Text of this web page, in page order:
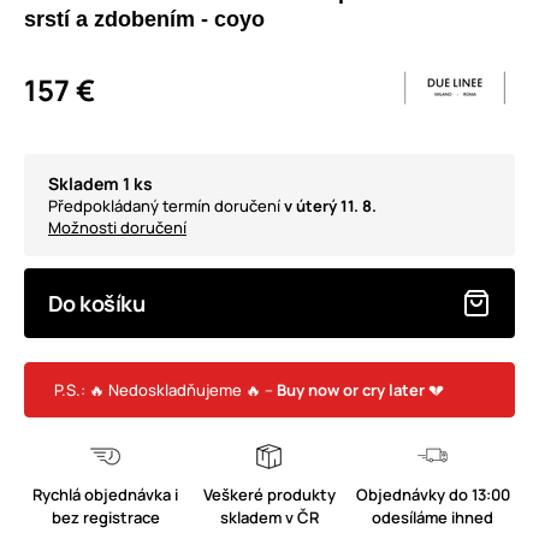
srstí a zdobením - coyo
157 €
Skladem 1 ks
Předpokládaný termín doručenív úterý 11. 8.
Možnosti doručení
Do košíku
P.S.: 🔥 Nedoskladňujeme 🔥 – Buy now or cry later💔
Rychlá objednávka i
bez registrace
Veškeré produkty
skladem v ČR
Objednávky do 13:00
odesíláme ihned